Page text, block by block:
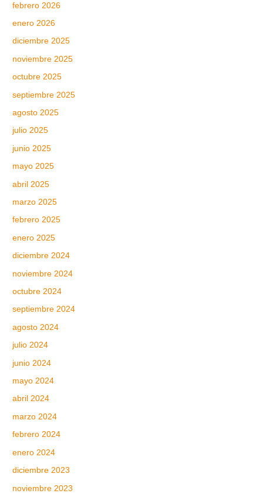
febrero 2026
enero 2026
diciembre 2025
noviembre 2025
octubre 2025
septiembre 2025
agosto 2025
julio 2025
junio 2025
mayo 2025
abril 2025
marzo 2025
febrero 2025
enero 2025
diciembre 2024
noviembre 2024
octubre 2024
septiembre 2024
agosto 2024
julio 2024
junio 2024
mayo 2024
abril 2024
marzo 2024
febrero 2024
enero 2024
diciembre 2023
noviembre 2023